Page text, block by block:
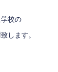
校の
します。